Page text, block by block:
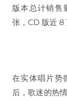
版本总计销售
张，CD 版近 8
在实体唱片势
后，歌迷的热